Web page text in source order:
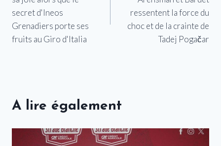
l’article
secret d'Ineos
Grenadiers porte ses
fruits au Giro d'Italia
ressentent la force du
choc et de la crainte de
Tadej Pogačar
A lire également